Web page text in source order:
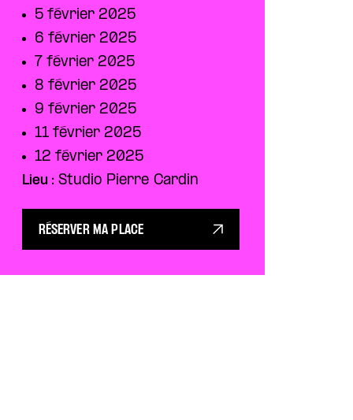
5 février 2025
6 février 2025
7 février 2025
8 février 2025
9 février 2025
11 février 2025
12 février 2025
Lieu : Studio Pierre Cardin
RÉSERVER MA PLACE